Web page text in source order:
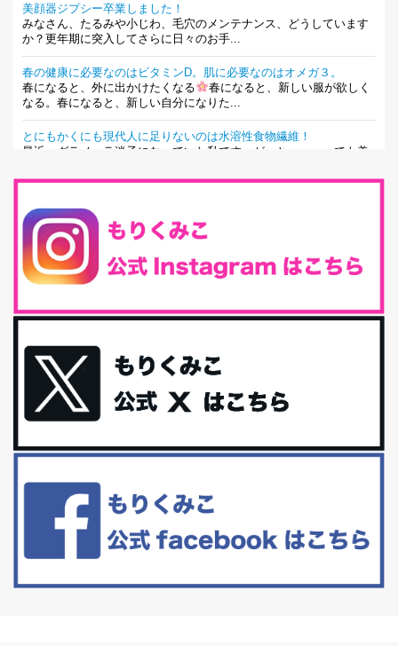
美顔器ジプシー卒業しました！
みなさん、たるみや小じわ、毛穴のメンテナンス、どうしています
か？更年期に突入してさらに日々のお手...
春の健康に必要なのはビタミンD。肌に必要なのはオメガ３。
春になると、外に出かけたくなる
春になると、新しい服が欲しく
なる。春になると、新しい自分になりた...
とにもかくにも現代人に足りないのは水溶性食物繊維！
最近、グラノーラ迷子になっていた私です。が、と〜〜〜っても美
腸内環境を整えることは、健康維持の中でいっちばん大事！だと私
は思っています。 ヒトの免...
iHerb特大セール終了間近！みんな何買う？
最近お風呂上がりの炭酸水をシリカシリカにしているんだけど確か
今回は、最近毎回定期的に購入している「楽天ふるさと納税」の返
礼品トップ５を紹介します。今までいろ...
更年期を穏やかに乗りきるために今できる５つのこと。
アラフィフからの体と心の整え方。 私も気づけばアラフィフ、これ
といった更年期症状はまだ...
白髪・美容・免疫力、現代人に足りないのは海藻！
リーブオイルorごま油をたらす。&n...